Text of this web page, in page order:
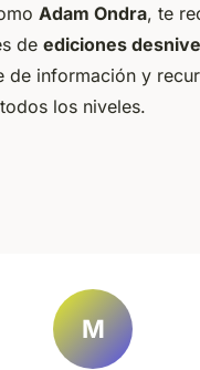
Adam Ondra, te
de ediciones
de información y
los niveles.
M